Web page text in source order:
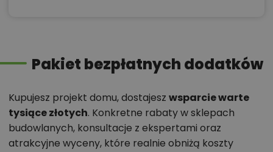
Pakiet bezpłatnych dodatków
Kupujesz projekt domu, dostajesz wsparcie warte
tysiące złotych. Konkretne rabaty w sklepach
budowlanych, konsultacje z ekspertami oraz
atrakcyjne wyceny, które realnie obniżą koszty